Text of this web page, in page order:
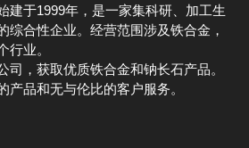
建于1999年，是一家集科研、加工生
综合性企业。经营范围涉及铁合金，
行业。
司，获取优质铁合金和钠长石产品。
产品和无与伦比的客户服务。